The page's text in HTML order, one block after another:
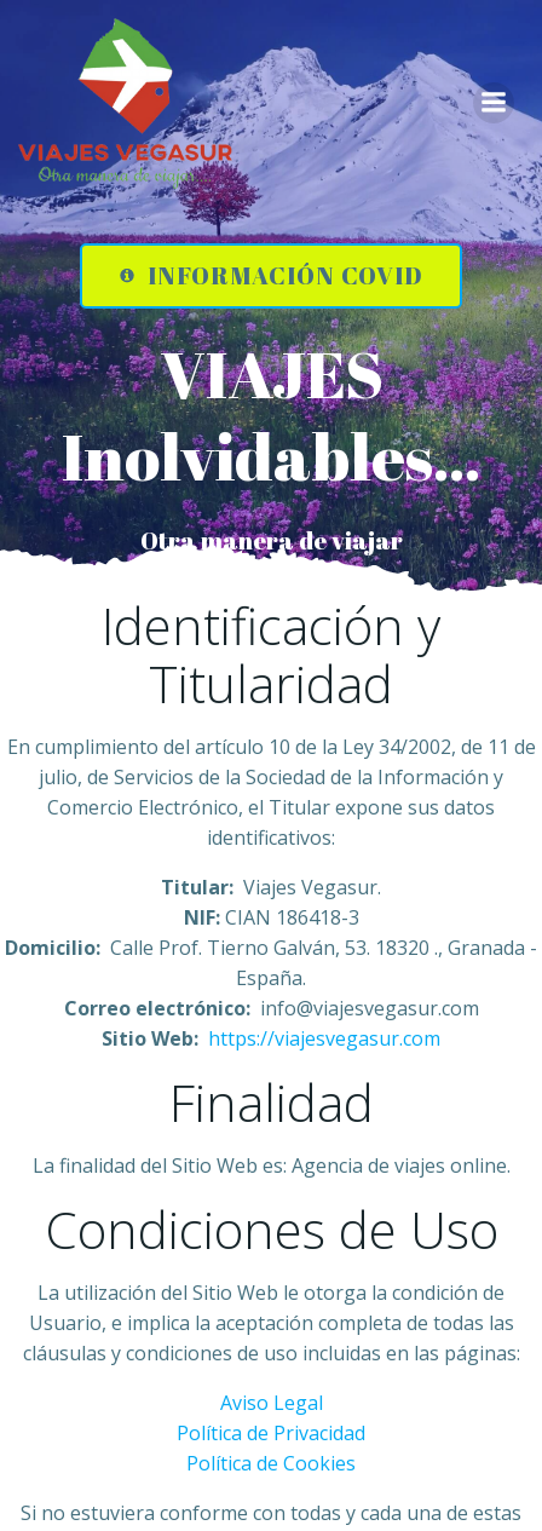
al
contenido
INFORMACIÓN COVID
VIAJES
Inolvidables...
Otra manera de viajar
Identificación y
Titularidad
En cumplimiento del artículo 10 de la Ley 34/2002, de 11 de
julio, de Servicios de la Sociedad de la Información y
Comercio Electrónico, el Titular expone sus datos
identificativos:
Titular: Viajes Vegasur.
NIF:CIAN 186418-3
Domicilio: Calle Prof. Tierno Galván, 53. 18320 ., Granada -
España.
Correo electrónico:info@viajesvegasur.com
Sitio Web: https://viajesvegasur.com
Finalidad
La finalidad del Sitio Web es: Agencia de viajes online.
Condiciones de Uso
La utilización del Sitio Web le otorga la condición de
Usuario, e implica la aceptación completa de todas las
cláusulas y condiciones de uso incluidas en las páginas:
Aviso Legal
Política de Privacidad
Política de Cookies
Si no estuviera conforme con todas y cada una de estas